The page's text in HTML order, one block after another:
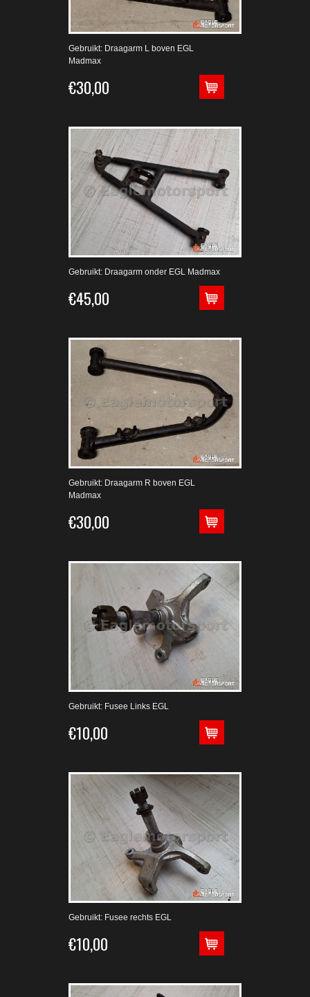
Gebruikt: Draagarm L boven EGL
Madmax
€30,00
Gebruikt: Draagarm onder EGL Madmax
€45,00
Gebruikt: Draagarm R boven EGL
Madmax
€30,00
Gebruikt: Fusee Links EGL
€10,00
Gebruikt: Fusee rechts EGL
€10,00